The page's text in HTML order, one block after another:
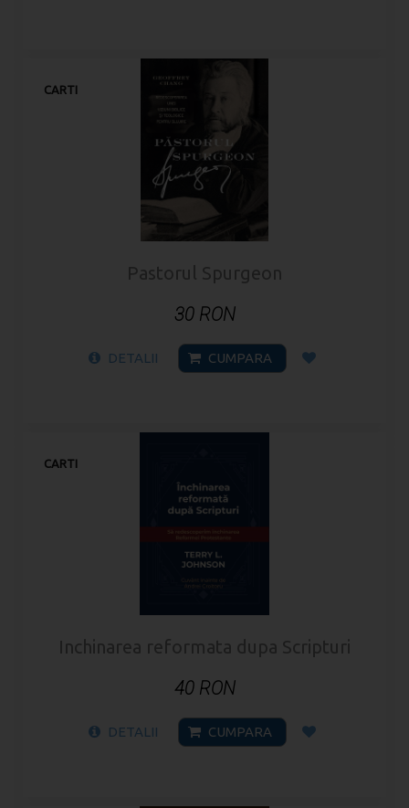
CARTI
Pastorul Spurgeon
30 RON
DETALII CUMPARA
CARTI
Inchinarea reformata dupa Scripturi
40 RON
DETALII CUMPARA